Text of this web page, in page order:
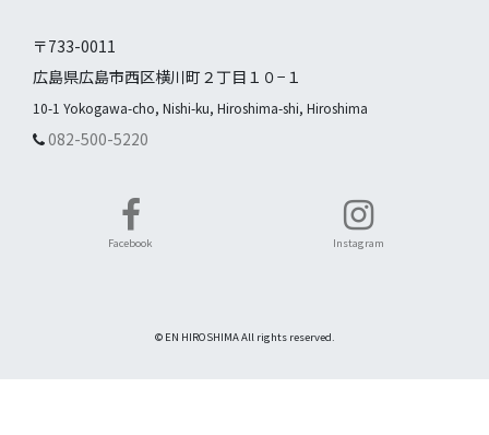
〒733-0011
広島県広島市西区横川町２丁目１０−１
10-1 Yokogawa-cho, Nishi-ku, Hiroshima-shi, Hiroshima
082-500-5220
Facebook Instagram
© EN HIROSHIMA All rights reserved.